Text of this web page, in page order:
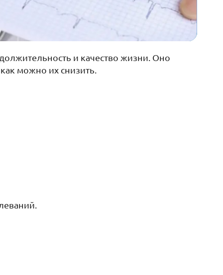
и качество жизни. Оно
можно их снизить.